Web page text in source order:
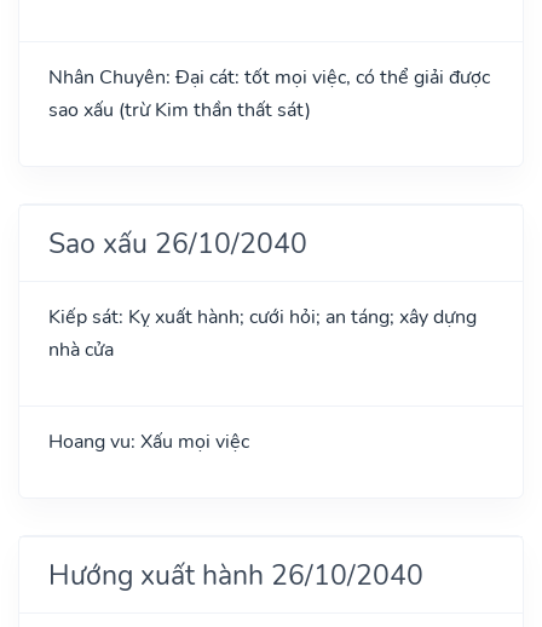
Nhân Chuyên: Đại cát: tốt mọi việc, có thể giải được
sao xấu (trừ Kim thần thất sát)
Sao xấu 26/10/2040
Kiếp sát: Kỵ xuất hành; cưới hỏi; an táng; xây dựng
nhà cửa
Hoang vu: Xấu mọi việc
Hướng xuất hành 26/10/2040